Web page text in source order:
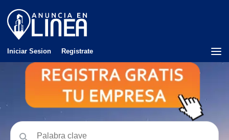
Iniciar Sesion Registrate